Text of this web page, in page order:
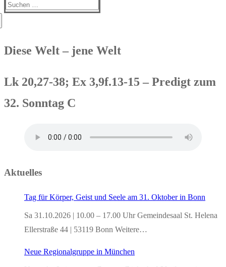
Suchen
Diese Welt – jene Welt
Lk 20,27-38; Ex 3,9f.13-15 – Predigt zum
32. Sonntag C
Aktuelles
Tag für Körper, Geist und Seele am 31. Oktober in Bonn
Sa 31.10.2026 | 10.00 – 17.00 Uhr Gemeindesaal St. Helena
Ellerstraße 44 | 53119 Bonn Weitere…
Neue Regionalgruppe in München